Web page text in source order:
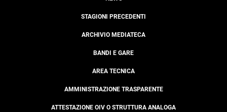
STAGIONI PRECEDENTI
ARCHIVIO MEDIATECA
BANDI E GARE
AREA TECNICA
AMMINISTRAZIONE TRASPARENTE
ATTESTAZIONE OIV O STRUTTURA ANALOGA